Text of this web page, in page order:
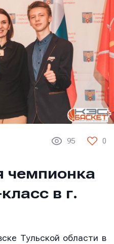
95 0
чемпионка
в г.
Тульской области в